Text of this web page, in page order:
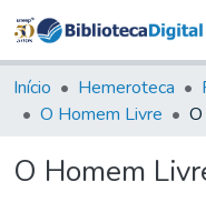
Início Hemeroteca
O Homem Livre
O Homem